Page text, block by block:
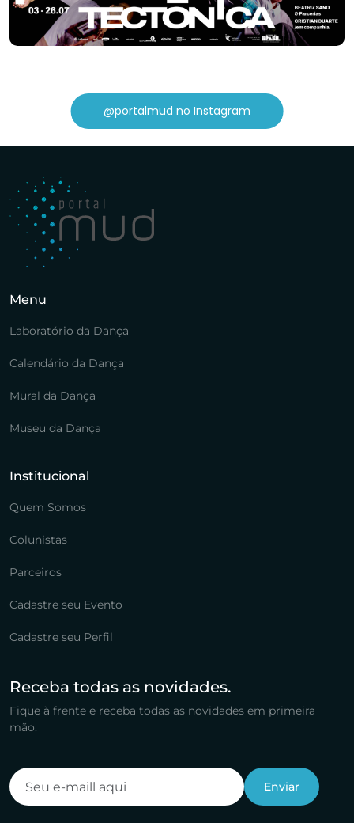
@portalmud no Instagram
Menu
Laboratório da Dança
Calendário da Dança
Mural da Dança
Museu da Dança
Institucional
Quem Somos
Colunistas
Parceiros
Cadastre seu Evento
Cadastre seu Perfil
Receba todas as novidades.
Fique à frente e receba todas as novidades em primeira
mão.